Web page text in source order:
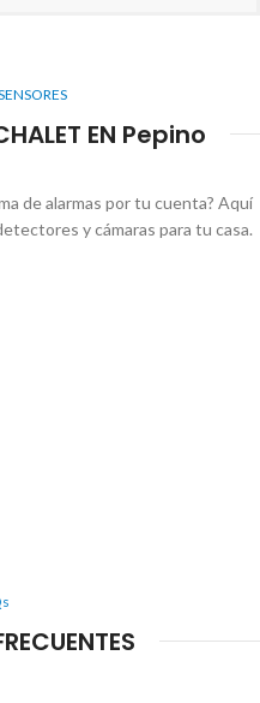
EN Pepino
de alarmas por tu cuenta? Aquí
y cámaras para tu casa.